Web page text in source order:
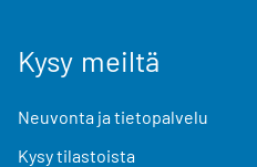
Kysy meiltä
Neuvonta ja tietopalvelu
Kysy tilastoista